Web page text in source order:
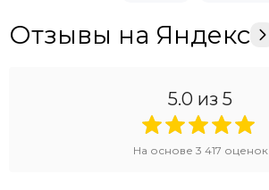
Отзывы на Яндекс
5.0 из 5
На основе 3 417 оценок